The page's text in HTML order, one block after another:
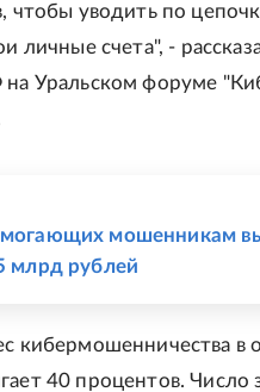
чтобы уводить по
личные счета", -
Уральском форуме
мошенникам
млрд рублей
кибермошенничества в
40 процентов. Число